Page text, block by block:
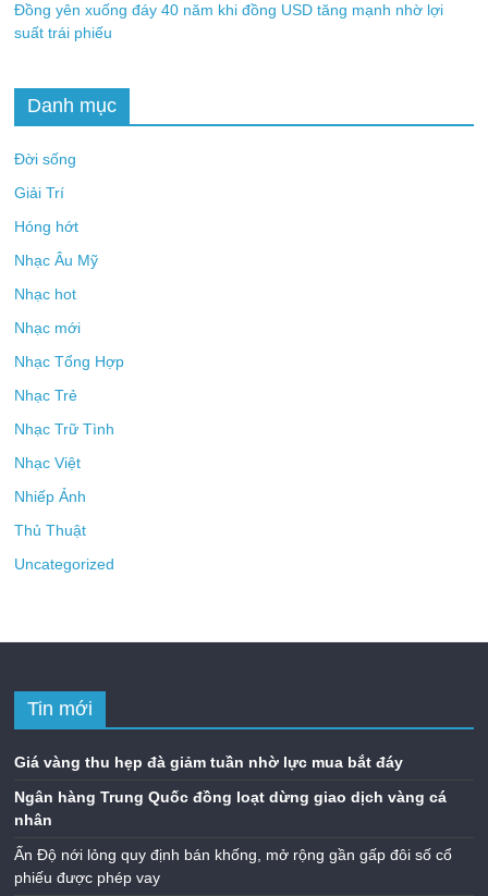
Đồng yên xuống đáy 40 năm khi đồng USD tăng mạnh nhờ lợi
suất trái phiếu
Danh mục
Đời sống
Giải Trí
Hóng hớt
Nhạc Âu Mỹ
Nhạc hot
Nhạc mới
Nhạc Tổng Hợp
Nhạc Trẻ
Nhạc Trữ Tình
Nhạc Việt
Nhiếp Ảnh
Thủ Thuật
Uncategorized
Tin mới
Giá vàng thu hẹp đà giảm tuần nhờ lực mua bắt đáy
Ngân hàng Trung Quốc đồng loạt dừng giao dịch vàng cá
nhân
Ấn Độ nới lỏng quy định bán khống, mở rộng gần gấp đôi số cổ
phiếu được phép vay